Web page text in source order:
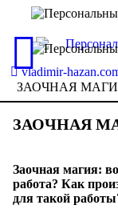
vladimir-
ЗАОЧНАЯ
ЗАОЧНАЯ
Заочная магия:
работа? Как
для такой